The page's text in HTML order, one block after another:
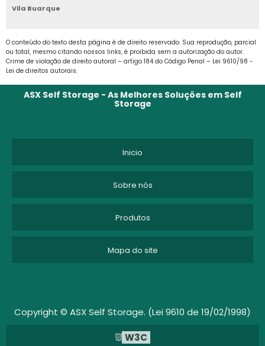
BOX SELF STORAGE
CUSTO ARMAZENAGEM ESTOQUE
DEPOSITO DE MOVEIS SÃO PAULO
DEPÓSITO PARA GUARDAR MÓVEIS
EMPRESA DE GUARDA VOLUMES
Vila Buarque
O conteúdo do texto desta página é de direito reservado. Sua reprodução, parcial
ou total, mesmo citando nossos links, é proibida sem a autorização do autor.
Crime de violação de direito autoral – artigo 184 do Código Penal – Lei 9610/98 -
Lei de direitos autorais.
ASX Self Storage - As Melhores Soluções em Self
Storage
Inicio
Sobre nós
Produtos
Mapa do site
Copyright © ASX Self Storage. (Lei 9610 de 19/02/1998)
W3C